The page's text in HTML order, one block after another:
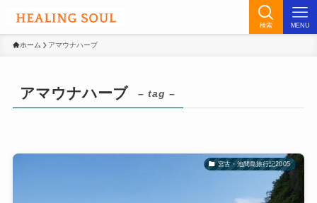
検索 MENU
ホーム アマウナハーブ
アマウナハーブ – tag –
宮古・池間島旅行記2005